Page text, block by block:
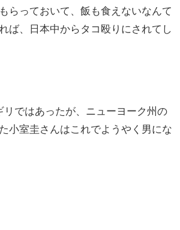
らっておいて、飯も食えないなんて
ば、日本中からタコ殴りにされてし
リではあったが、ニューヨーク州の
小室圭さんはこれでようやく男にな